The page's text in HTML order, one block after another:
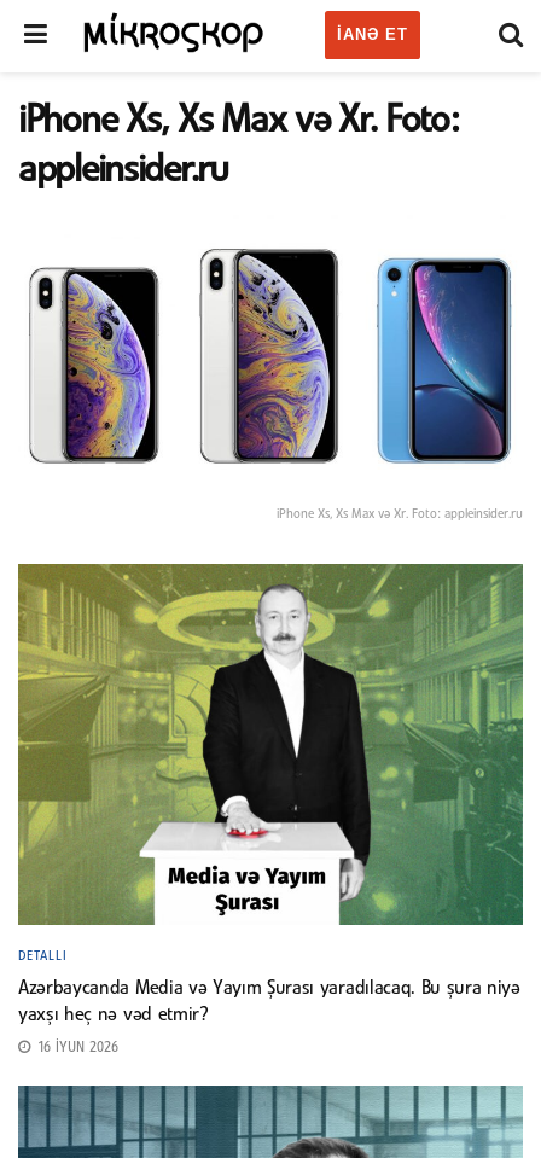
IANƏ ET
iPhone Xs, Xs Max və Xr. Foto:
appleinsider.ru
iPhone Xs, Xs Max və Xr. Foto: appleinsider.ru
DETALLI
Azərbaycanda Media və Yayım Şurası yaradılacaq. Bu şura niyə
yaxşı heç nə vəd etmir?
16 İYUN 2026